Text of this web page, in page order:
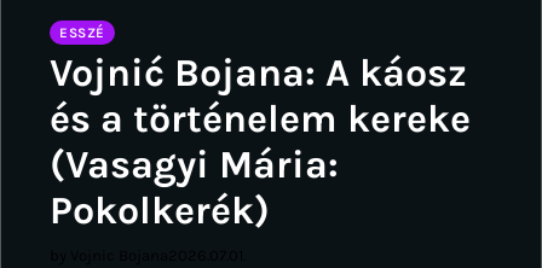
ESSZÉ
Vojnić Bojana: A káosz
és a történelem kereke
(Vasagyi Mária:
Pokolkerék)